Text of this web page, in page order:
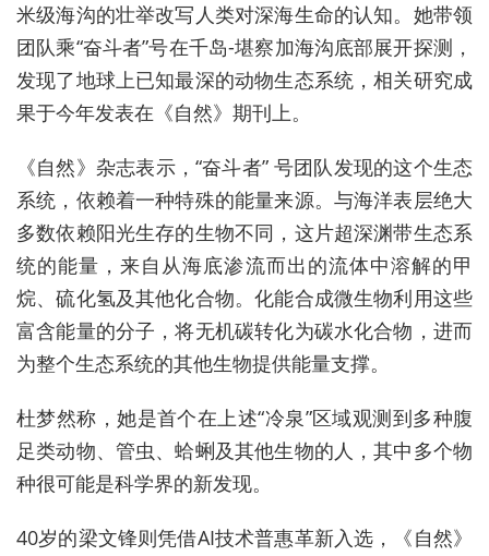
米级海沟的壮举改写人类对深海生命的认知。她带领
团队乘“奋斗者”号在千岛-堪察加海沟底部展开探测，
发现了地球上已知最深的动物生态系统，相关研究成
果于今年发表在《自然》期刊上。
《自然》杂志表示，“奋斗者” 号团队发现的这个生态
系统，依赖着一种特殊的能量来源。与海洋表层绝大
多数依赖阳光生存的生物不同，这片超深渊带生态系
统的能量，来自从海底渗流而出的流体中溶解的甲
烷、硫化氢及其他化合物。化能合成微生物利用这些
富含能量的分子，将无机碳转化为碳水化合物，进而
为整个生态系统的其他生物提供能量支撑。
杜梦然称，她是首个在上述“冷泉”区域观测到多种腹
足类动物、管虫、蛤蜊及其他生物的人，其中多个物
种很可能是科学界的新发现。
40岁的梁文锋则凭借AI技术普惠革新入选，《自然》